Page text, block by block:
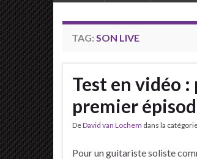
TAG: SON LIVE
Test en vidéo :
premier
DeDavid van Lochem dans la
Pour un guitariste soliste